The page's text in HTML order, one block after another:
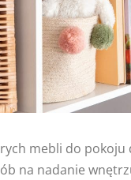
mebli do pokoju
na nadanie